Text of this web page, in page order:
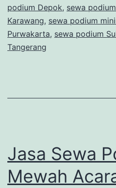
podium Depok, sewa
Karawang, sewa podium
Purwakarta, sewa podium
Tangerang
Jasa Sewa
Mewah